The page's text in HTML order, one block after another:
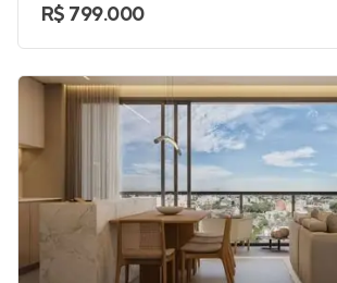
R$ 799.000